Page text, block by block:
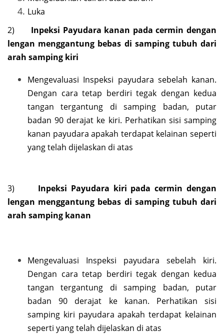
Luka
2) Inpeksi Payudara kanan pada cermin dengan
lengan menggantung bebas di samping tubuh dari
arah samping kiri
Mengevaluasi Inspeksi payudara sebelah kanan.
Dengan cara tetap berdiri tegak dengan kedua
tangan tergantung di samping badan, putar
badan 90 derajat ke kiri. Perhatikan sisi samping
kanan payudara apakah terdapat kelainan seperti
yang telah dijelaskan di atas
3) Inpeksi Payudara kiri pada cermin dengan
lengan menggantung bebas di samping tubuh dari
arah samping kanan
Mengevaluasi Inspeksi payudara sebelah kiri.
Dengan cara tetap berdiri tegak dengan kedua
tangan tergantung di samping badan, putar
badan 90 derajat ke kanan. Perhatikan sisi
samping kiri payudara apakah terdapat kelainan
seperti yang telah dijelaskan di atas